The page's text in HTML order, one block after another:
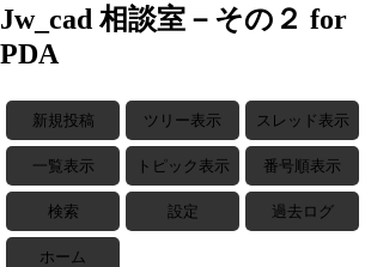
Jw_cad 相談室－その２ for
PDA
新規投稿 ツリー表示 スレッド表示
一覧表示 トピック表示 番号順表示
検索 設定 過去ログ
ホーム